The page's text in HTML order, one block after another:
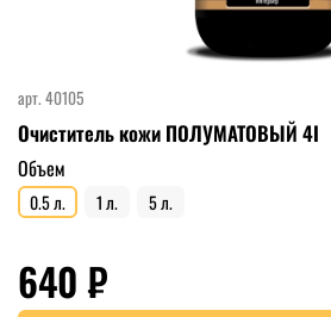
арт. 40105
Очиститель кожи ПОЛУМАТОВЫЙ 4I
Объем
0.5 л. 1 л. 5 л.
640 ₽